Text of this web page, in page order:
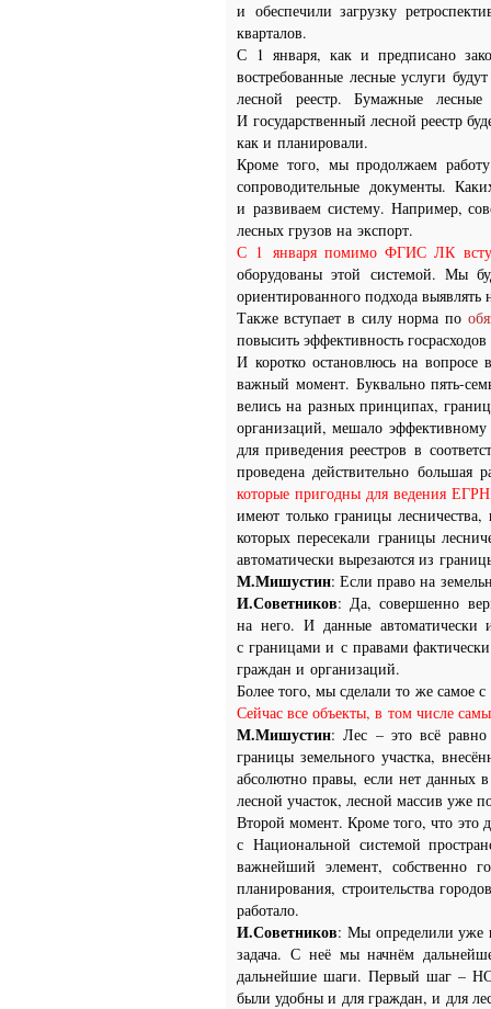
и обеспечили загрузку
кварталов.
С 1 января, как и предписано
востребованные лесные услуги
лесной реестр. Бумажные
И государственный лесной реестр
как и планировали.
Кроме того, мы продолжаем
сопроводительные документы.
и развиваем систему. Например,
лесных грузов на экспорт.
С 1 января помимо ФГИС ЛК
оборудованы этой системой. Мы
ориентированного подхода выявлять
Также вступает в силу норма по
повысить эффективность
И коротко остановлюсь на вопросе
важный момент. Буквально пять-
велись на разных принципах,
организаций, мешало
для приведения реестров в
проведена действительно большая
которые пригодны для ведения
имеют только границы
которых пересекали границы
автоматически вырезаются из
М.Мишустин: Если право на
И.Советников: Да, совершенно
на него. И данные автоматически
с границами и с правами
граждан и организаций.
Более того, мы сделали то же самое
Сейчас все объекты, в том числе
М.Мишустин: Лес – это всё равно
границы земельного участка,
абсолютно правы, если нет данных в
лесной участок, лесной массив уже
Второй момент. Кроме того, что это
с Национальной системой
важнейший элемент, собственно
планирования, строительства
работало.
И.Советников: Мы определили уже
задача. С неё мы начнём
дальнейшие шаги. Первый шаг –
были удобны и для граждан, и для